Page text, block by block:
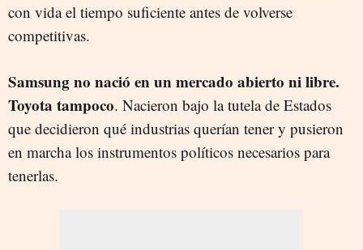
con vida el tiempo suficiente antes de volverse
competitivas.
Samsung no nació en un mercado abierto ni libre.
Toyota tampoco. Nacieron bajo la tutela de Estados
que decidieron qué industrias querían tener y pusieron
en marcha los instrumentos políticos necesarios para
tenerlas.